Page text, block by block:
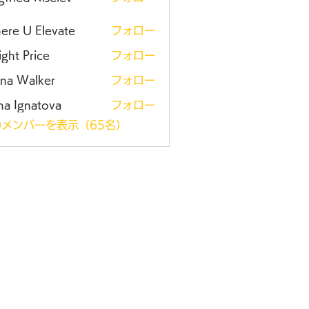
U Elevate フォロー
Price フォロー
Walker フォロー
Ignatova
フォロー
ンバーを表示（65名）